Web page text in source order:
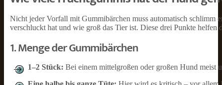
Nicht jeder Vorfall mit Gummibärchen muss automatisch schlimm
verschluckt hat und wie groß das Tier ist. Diese drei Punkte helfen
1. Menge der Gummibärchen
1–2 Stück: Bei einem mittelgroßen oder großen Hund meist